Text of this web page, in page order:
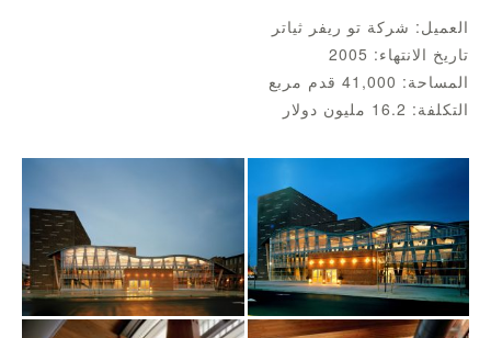
العميل: شركة تو ريفر ثياتر
تاريخ الانتهاء: 2005
المساحة: 41,000 قدم مربع
التكلفة: 16.2 مليون دولار